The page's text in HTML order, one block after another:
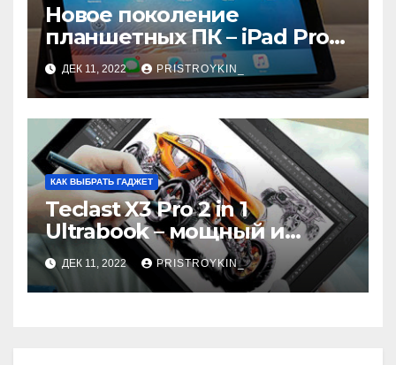
Новое поколение
планшетных ПК – iPad Pro
9.7ДЕК 11, 2022 PRISTROYKIN_
КАК ВЫБРАТЬ ГАДЖЕТ
Teclast X3 Pro 2 in 1
Ultrabook – мощный и
самодостаточный
ДЕК 11, 2022 PRISTROYKIN_